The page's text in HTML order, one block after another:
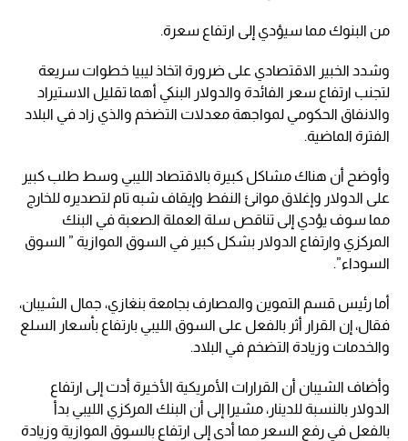
من البنوك مما سيؤدي إلى ارتفاع سعرة.
وشدد الخبير الاقتصادي على ضرورة اتخاذ ليبيا خطوات سريعة
لتجنب ارتفاع سعر الفائدة والدولار البنكي أهما تقليل الاستيراد
والانفاق الحكومي لمواجهة معدلات التضخم والذي زاد في البلاد
الفترة الماضية.
وأوضح أن هناك مشاكل كبيرة بالاقتصاد الليبي وسط طلب كبير
على الدولار وإغلاق موانئ النفط وإيقاف شبه تام لتصديره للخارج
مما سوف يؤدي إلى تناقص سلة العملة الصعبة في البنك
المركزي وارتفاع الدولار بشكل كبير في السوق الموازية ” السوق
السوداء”.
أما رئيس قسم التموين والمصارف بجامعة بنغازي، جمال الشيبان،
فقال، إن القرار أثر بالفعل على السوق الليبي بارتفاع بأسعار السلع
والخدمات وزيادة التضخم في البلاد.
وأضاف الشيبان أن القرارات الأمريكية الأخيرة أدت إلى ارتفاع
الدولار بالنسبة للدينار، مشيرا إلى أن البنك المركزي الليبي بدأ
بالفعل في رفع السعر مما أدى إلى ارتفاع بالسوق الموازية وزيادة